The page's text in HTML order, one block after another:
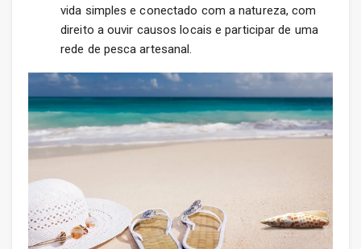
vida simples e conectado com a natureza, com
direito a ouvir causos locais e participar de uma
rede de pesca artesanal.